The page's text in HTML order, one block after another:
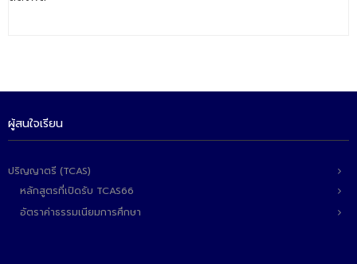
- เทคโนโลยีบัณฑิต
- - เทคโนโลยีสารสนเทศ
- ศูนย์เครื่องมือปฏิบัติการวิทยาศาสตร์
- ศูนย์สิ่งแวดล้อม
ผู้สนใจเรียน
ปริญญาตรี (TCAS)
หลักสูตรที่เปิดรับ TCAS66
อัตราค่าธรรมเนียมการศึกษา